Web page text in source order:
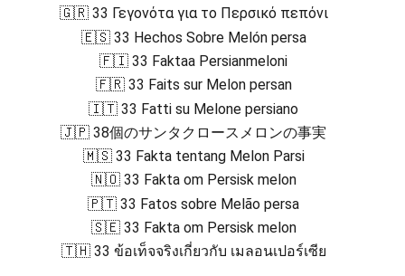
🇬🇷 33 Γεγονότα για το Περσικό πεπόνι
🇪🇸 33 Hechos Sobre Melón persa
🇫🇮 33 Faktaa Persianmeloni
🇫🇷 33 Faits sur Melon persan
🇮🇹 33 Fatti su Melone persiano
🇯🇵 38個のサンタクロースメロンの事実
🇲🇸 33 Fakta tentang Melon Parsi
🇳🇴 33 Fakta om Persisk melon
🇵🇹 33 Fatos sobre Melão persa
🇸🇪 33 Fakta om Persisk melon
🇹🇭 33 ข้อเท็จจริงเกี่ยวกับ เมลอนเปอร์เซีย